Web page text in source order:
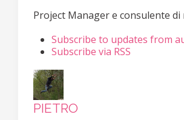
Project Manager e consulente
Subscribe to updates from
Subscribe via RSS
PIETRO